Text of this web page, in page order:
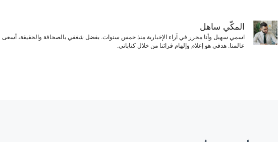
المكّي ساهل
اسمي سهيل وأنا محرر في آراء الإخبارية منذ خمس سنوات. بفضل شغفي بالصحافة والحقيقة، أسعى
عالمنا. هدفي هو إعلام وإلهام قرائنا من خلال كتاباتي.